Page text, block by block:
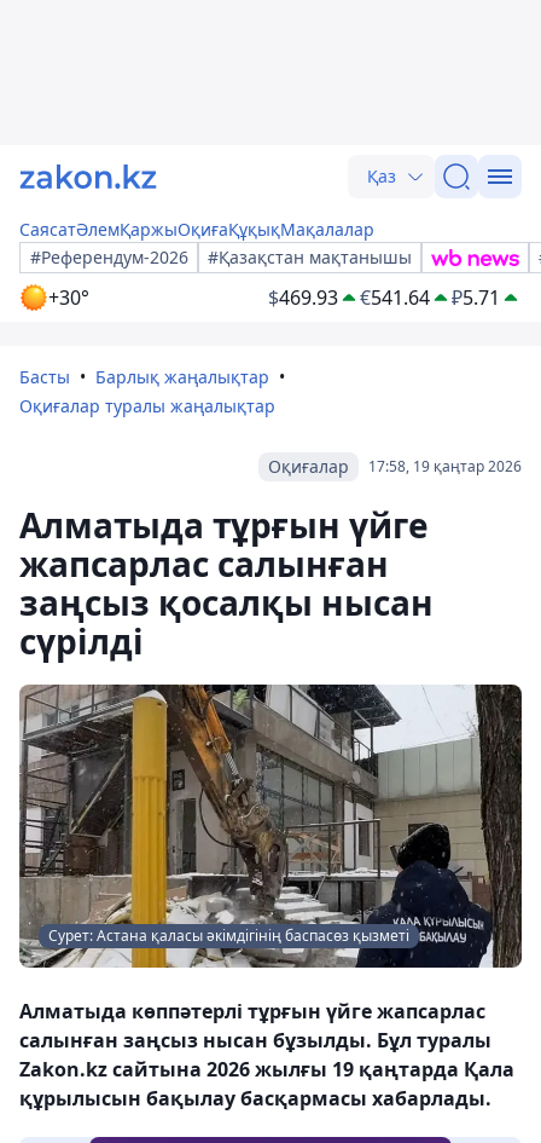
Қаз
СаясатӘлемҚаржыОқиғаҚұқықМақалалар
#Референдум-2026
#Қазақстан мақтанышы
+30° $469.93 €541.64 ₽5.71
Басты
Барлық жаңалықтар
Оқиғалар туралы жаңалықтар
17:58, 19 қаңтар 2026
Оқиғалар
Алматыда тұрғын үйге
жапсарлас салынған
заңсыз қосалқы нысан
сүрілді
Сурет: Астана қаласы әкімдігінің баспасөз қызметі
Алматыда көппәтерлі тұрғын үйге жапсарлас
салынған заңсыз нысан бұзылды. Бұл туралы
Zakon.kz сайтына 2026 жылғы 19 қаңтарда Қала
құрылысын бақылау басқармасы хабарлады.